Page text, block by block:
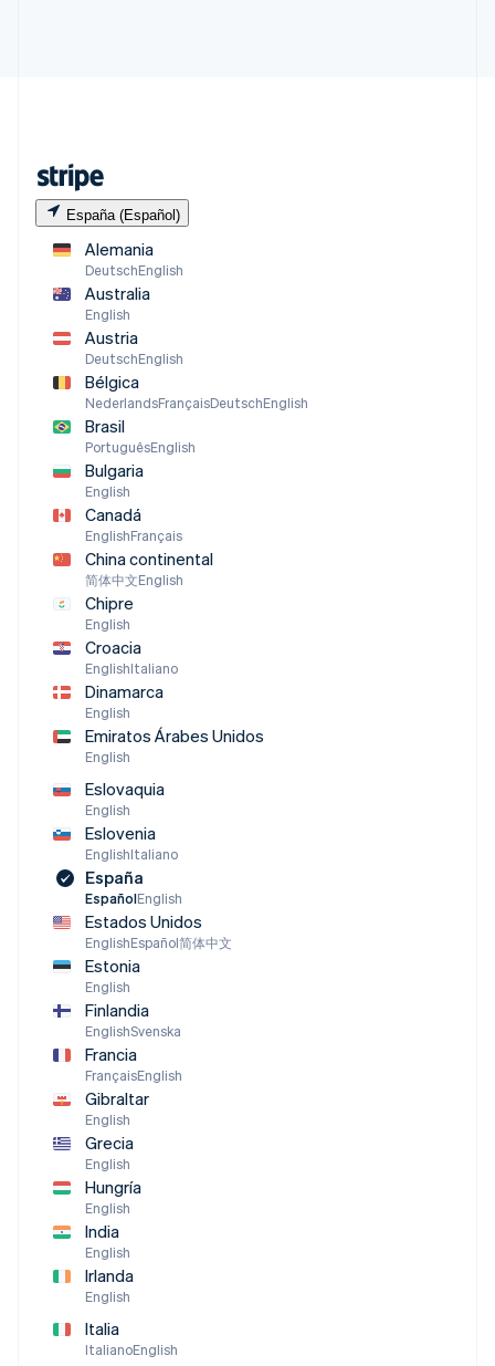
España (Español)
Alemania
DeutschEnglish
Australia
English
Austria
DeutschEnglish
Bélgica
NederlandsFrançaisDeutschEnglish
Brasil
PortuguêsEnglish
Bulgaria
English
Canadá
EnglishFrançais
China continental
简体中文English
Chipre
English
Croacia
EnglishItaliano
Dinamarca
English
Emiratos Árabes Unidos
English
Eslovaquia
English
Eslovenia
EnglishItaliano
España
EspañolEnglish
Estados Unidos
EnglishEspañol简体中文
Estonia
English
Finlandia
EnglishSvenska
Francia
FrançaisEnglish
Gibraltar
English
Grecia
English
Hungría
English
India
English
Irlanda
English
Italia
ItalianoEnglish